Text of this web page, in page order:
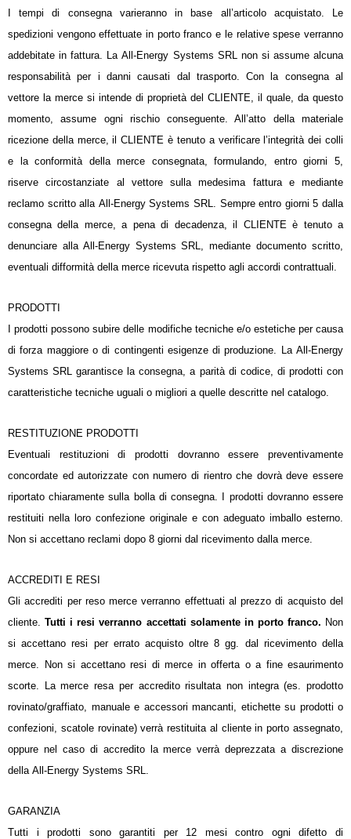
I tempi di consegna varieranno in base all’articolo acquistato. Le
spedizioni vengono effettuate in porto franco e le relative spese verranno
addebitate in fattura. La All-Energy Systems SRL non si assume alcuna
responsabilità per i danni causati dal trasporto. Con la consegna al
vettore la merce si intende di proprietà del CLIENTE, il quale, da questo
momento, assume ogni rischio conseguente. All’atto della materiale
ricezione della merce, il CLIENTE è tenuto a verificare l’integrità dei colli
e la conformità della merce consegnata, formulando, entro giorni 5,
riserve circostanziate al vettore sulla medesima fattura e mediante
reclamo scritto alla All-Energy Systems SRL. Sempre entro giorni 5 dalla
consegna della merce, a pena di decadenza, il CLIENTE è tenuto a
denunciare alla All-Energy Systems SRL, mediante documento scritto,
eventuali difformità della merce ricevuta rispetto agli accordi contrattuali.
PRODOTTI
I prodotti possono subire delle modifiche tecniche e/o estetiche per causa
di forza maggiore o di contingenti esigenze di produzione. La All-Energy
Systems SRL garantisce la consegna, a parità di codice, di prodotti con
caratteristiche tecniche uguali o migliori a quelle descritte nel catalogo.
RESTITUZIONE PRODOTTI
Eventuali restituzioni di prodotti dovranno essere preventivamente
concordate ed autorizzate con numero di rientro che dovrà deve essere
riportato chiaramente sulla bolla di consegna. I prodotti dovranno essere
restituiti nella loro confezione originale e con adeguato imballo esterno.
Non si accettano reclami dopo 8 giorni dal ricevimento dalla merce.
ACCREDITI E RESI
Gli accrediti per reso merce verranno effettuati al prezzo di acquisto del
cliente.Tutti i resi verranno accettati solamente in porto franco. Non
si accettano resi per errato acquisto oltre 8 gg. dal ricevimento della
merce. Non si accettano resi di merce in offerta o a fine esaurimento
scorte. La merce resa per accredito risultata non integra (es. prodotto
rovinato/graffiato, manuale e accessori mancanti, etichette su prodotti o
confezioni, scatole rovinate) verrà restituita al cliente in porto assegnato,
oppure nel caso di accredito la merce verrà deprezzata a discrezione
della All-Energy Systems SRL.
GARANZIA
Tutti i prodotti sono garantiti per 12 mesi contro ogni difetto di